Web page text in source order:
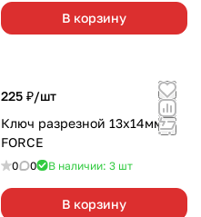
В корзину
225 ₽/шт
Ключ разрезной 13х14мм
FORCE
0 0 В наличии: 3 шт
В корзину